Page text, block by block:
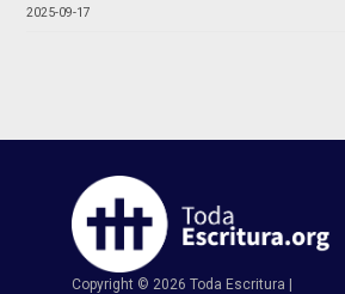
2025-09-17
Copyright © 2026 Toda Escritura |